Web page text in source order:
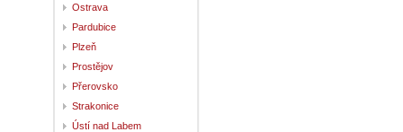
Ostrava
Pardubice
Plzeň
Prostějov
Přerovsko
Strakonice
Ústí nad Labem